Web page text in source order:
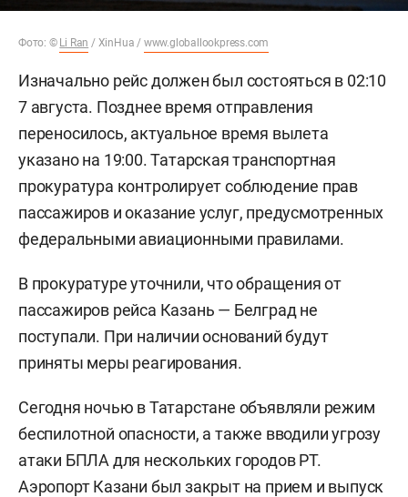
Фото: © Li Ran / XinHua / www.globallookpress.com
Изначально рейс должен был состояться в 02:10
7 августа. Позднее время отправления
переносилось, актуальное время вылета
указано на 19:00. Татарская транспортная
прокуратура контролирует соблюдение прав
пассажиров и оказание услуг, предусмотренных
федеральными авиационными правилами.
В прокуратуре уточнили, что обращения от
пассажиров рейса Казань — Белград не
поступали. При наличии оснований будут
приняты меры реагирования.
Сегодня ночью в Татарстане объявляли режим
беспилотной опасности, а также вводили угрозу
атаки БПЛА для нескольких городов РТ.
Аэропорт Казани был закрыт на прием и выпуск